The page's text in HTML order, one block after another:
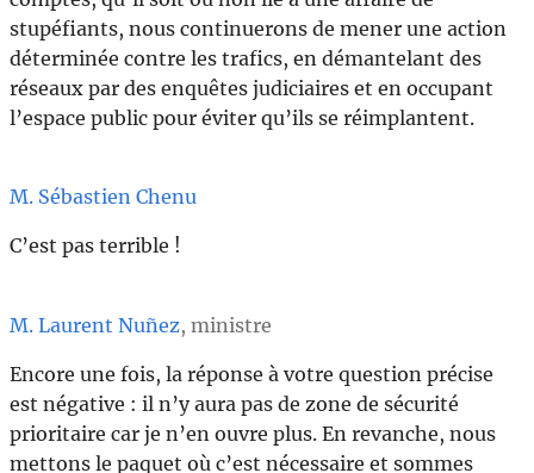
stupéfiants, nous continuerons de mener une action
déterminée contre les trafics, en démantelant des
réseaux par des enquêtes judiciaires et en occupant
l’espace public pour éviter qu’ils se réimplantent.
M. Sébastien Chenu
C’est pas terrible !
M. Laurent Nuñez, ministre
Encore une fois, la réponse à votre question précise
est négative : il n’y aura pas de zone de sécurité
prioritaire car je n’en ouvre plus. En revanche, nous
mettons le paquet où c’est nécessaire et sommes